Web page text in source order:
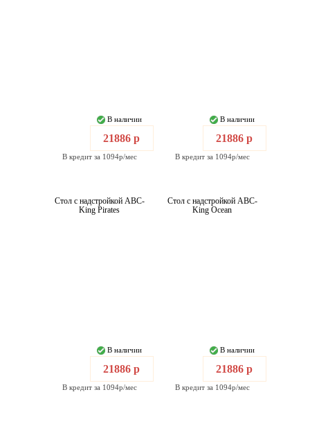
В наличии
21886 р
В кредит за 1094р/мес
В наличии
21886 р
В кредит за 1094р/мес
Стол с надстройкой ABC-
King Pirates
В наличии
21886 р
В кредит за 1094р/мес
Стол с надстройкой ABC-
King Ocean
В наличии
21886 р
В кредит за 1094р/мес